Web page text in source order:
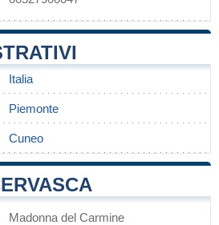
Italia
Piemonte
Cuneo
Madonna del Carmine